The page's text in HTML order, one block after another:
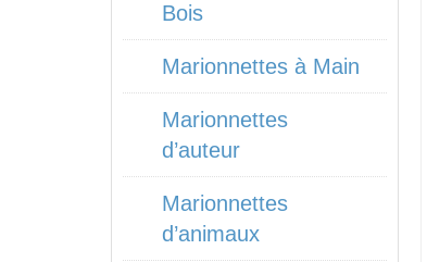
Bois
Marionnettes à Main
Marionnettes
d’auteur
Marionnettes
d’animaux